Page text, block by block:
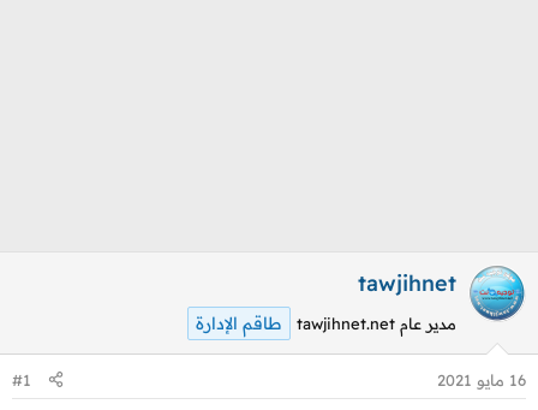
tawjihnet
مدير عام tawjihnet.net طاقم الإدارة
16 مايو 2021 #1